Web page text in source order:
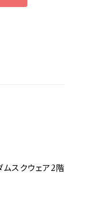
スクウェア2階